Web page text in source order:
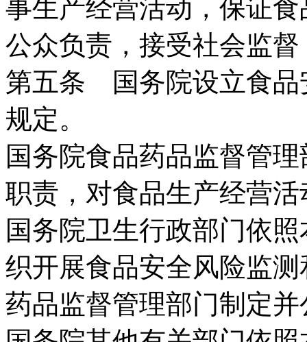
事生产经营活动，保证
公众负责，接受社会监
第五条 国务院设立食品
规定。
国务院食品药品监督管
职责，对食品生产经营
国务院卫生行政部门依
织开展食品安全风险监
药品监督管理部门制定